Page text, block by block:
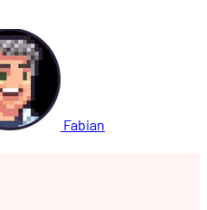
Planète Sauvage (1973)
bunt
Fabian